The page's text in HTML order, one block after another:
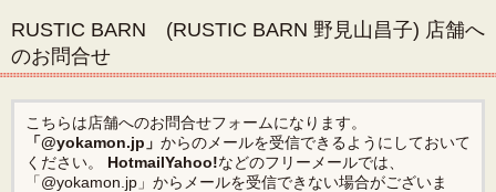
RUSTIC BARN (RUSTIC BARN 野見山昌子) 店舗へ
のお問合せ
こちらは店舗へのお問合せフォームになります。
「@yokamon.jp」 からのメールを受信できるようにしておいて
ください。 HotmailYahoo!などのフリーメールでは、
「@yokamon.jp」からメールを受信できない場合がございま